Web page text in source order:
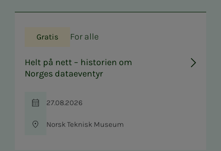
Gratis For alle
Helt på nett – historien om
Norges dataeventyr
Tid
27.08.2026
Sted
Norsk Teknisk Museum